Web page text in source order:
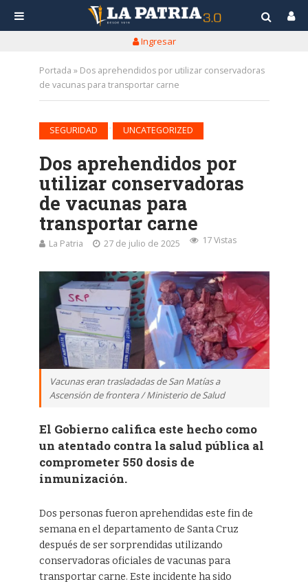
Ingresar
Portada » Dos aprehendidos por utilizar conservadoras
de vacunas para transportar carne
SEGURIDAD UNCATEGORIZED
Dos aprehendidos por
utilizar conservadoras
de vacunas para
transportar carne
La Patria 27 de julio de 2025 17 Vistas
Vacunas eran trasladadas de San Matías a
Ascensión de frontera / Ministerio de Salud
El Gobierno califica este hecho como
un atentado contra la salud pública al
comprometer 550 dosis de
inmunización.
Dos personas fueron aprehendidas este fin de
semana en el departamento de Santa Cruz
después de ser sorprendidas utilizando
conservadoras oficiales de vacunas para
transportar carne. Este incidente ha sido